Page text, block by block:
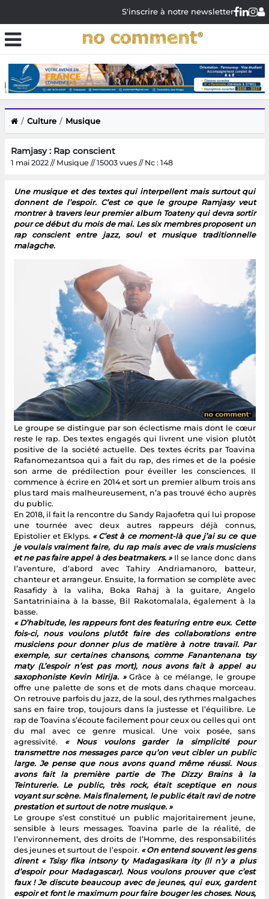
S'inscrire à notre newsletter
Culture Musique
Ramjasy : Rap conscient
1 mai 2022 // Musique // 15003 vues // Nc : 148
Une musique et des textes qui interpellent mais surtout qui
donnent de l’espoir. C’est ce que le groupe Ramjasy veut
montrer à travers leur premier album Toateny qui devra sortir
pour ce début du mois de mai. Les six membres proposent un
rap conscient entre jazz, soul et musique traditionnelle
malagche.
Le groupe se distingue par son éclectisme mais dont le cœur
reste le rap. Des textes engagés qui livrent une vision plutôt
positive de la société actuelle. Des textes écrits par Toavina
Rafanomezantsoa qui a fait du rap, des rimes et de la poésie
son arme de prédilection pour éveiller les consciences. Il
commence à écrire en 2014 et sort un premier album trois ans
plus tard mais malheureusement, n’a pas trouvé écho auprès
du public.
En 2018, il fait la rencontre du Sandy Rajaofetra qui lui propose
une tournée avec deux autres rappeurs déjà connus,
Epistolier et Eklyps. « C’est à ce moment-là que j’ai su ce que
je voulais vraiment faire, du rap mais avec de vrais musiciens
et ne pas faire appel à des beatmakers. »Il se lance donc dans
l’aventure, d’abord avec Tahiry Andriamanoro, batteur,
chanteur et arrangeur. Ensuite, la formation se complète avec
Rasafidy à la valiha, Boka Rahaj à la guitare, Angelo
Santatriniaina à la basse, Bil Rakotomalala, également à la
basse.
« D’habitude, les rappeurs font des featuring entre eux. Cette
fois-ci, nous voulons plutôt faire des collaborations entre
musiciens pour donner plus de matière à notre travail. Par
exemple, sur certaines chansons, comme Fanantenana tsy
maty (L’espoir n’est pas mort), nous avons fait à appel au
saxophoniste Kevin Mirija. »Grâce à ce mélange, le groupe
offre une palette de sons et de mots dans chaque morceau.
On retrouve parfois du jazz, de la soul, des rythmes malgaches
sans en faire trop, toujours dans la justesse et l’équilibre. Le
rap de Toavina s’écoute facilement pour ceux ou celles qui ont
du mal avec ce genre musical. Une voix posée, sans
agressivité. « Nous voulons garder la simplicité pour
transmettre nos messages parce qu’on veut cibler un public
large. Je pense que nous avons quand même réussi. Nous
avons fait la première partie de The Dizzy Brains à la
Teinturerie. Le public, très rock, était sceptique en nous
voyant sur scène. Mais finalement, le public était ravi de notre
prestation et surtout de notre musique. »
Le groupe s’est constitué un public majoritairement jeune,
sensible à leurs messages. Toavina parle de la réalité, de
l’environnement, des droits de l’Homme, des responsabilités
des jeunes et surtout de l’espoir. « On entend souvent les gens
dirent « Tsisy fika intsony ty Madagasikara ity (Il n’y a plus
d’espoir pour Madagascar). Nous voulons prouver que c’est
faux ! Je discute beaucoup avec de jeunes, qui eux, gardent
espoir et font le maximum pour faire bouger les choses. Nous,